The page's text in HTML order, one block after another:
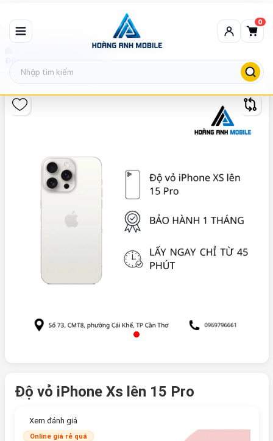
0
Độ Vỏ IPHONE (HOT)
Độ vỏ iPhone Xs lên 15 Pro
Độ vỏ iPhone Xs lên 15 Pro
Xem đánh giá
Online giá rẻ quá